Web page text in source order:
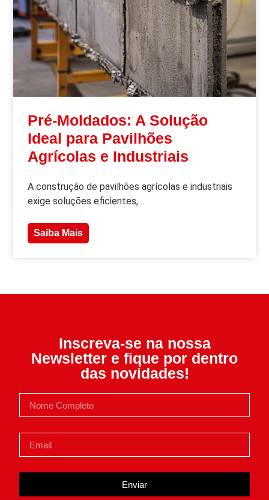
Pré-Moldados: A Solução
Ideal para Pavilhões
Agrícolas e Industriais
A construção de pavilhões agrícolas e industriais
exige soluções eficientes,…
Saiba Mais
Inscreva-se na nossa
Newsletter e fique por dentro
das novidades!
Enviar